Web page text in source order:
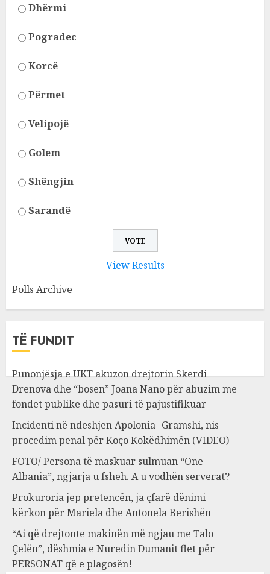
Dhërmi
Pogradec
Korcë
Përmet
Velipojë
Golem
Shëngjin
Sarandë
View Results
Polls Archive
TË FUNDIT
Punonjësja e UKT akuzon drejtorin Skerdi
Drenova dhe “bosen” Joana Nano për abuzim me
fondet publike dhe pasuri të pajustifikuar
Incidenti në ndeshjen Apolonia- Gramshi, nis
procedim penal për Koço Kokëdhimën (VIDEO)
FOTO/ Persona të maskuar sulmuan “One
Albania”, ngjarja u fsheh. A u vodhën serverat?
Prokuroria jep pretencën, ja çfarë dënimi
kërkon për Mariela dhe Antonela Berishën
“Ai që drejtonte makinën më ngjau me Talo
Çelën”, dëshmia e Nuredin Dumanit flet për
PERSONAT që e plagosën!